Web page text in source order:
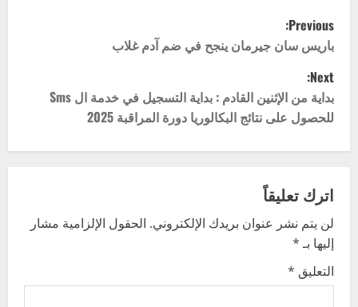
P
o
s
t
n
a
v
i
g
Previous:
باريس سان جيرمان ينجح في ضم آدم غلاب
Next:
بداية من الإثنين القادم : بداية التسجيل في خدمة ال Sms
للحصول على نتائج البكالوريا دورة المراقبة 2025
اترك تعليقاً
لن يتم نشر عنوان بريدك الإلكتروني. الحقول الإلزامية مشار
إليها بـ*
التعليق *